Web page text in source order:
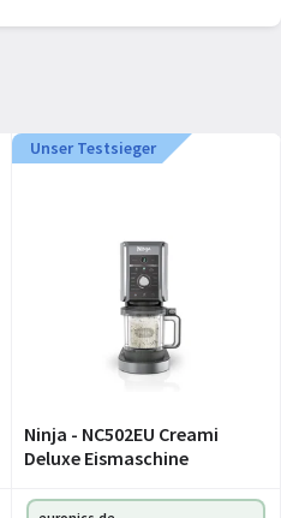
Unser Testsieger
Ninja - NC502EU Creami
Deluxe Eismaschine